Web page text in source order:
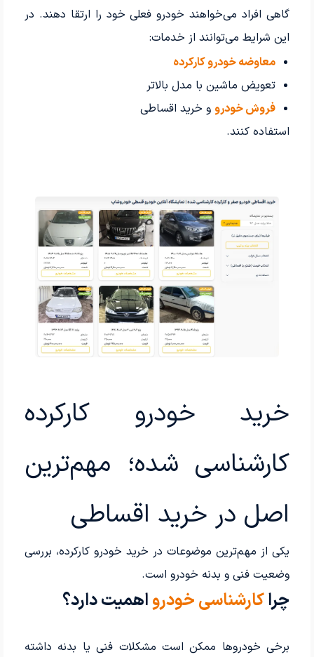
گاهی افراد می‌خواهند خودرو فعلی خود را ارتقا دهند. در
این شرایط می‌توانند از خدمات:
معاوضه خودرو کارکرده
تعویض ماشین با مدل بالاتر
فروش خودروو خرید اقساطی
استفاده کنند.
خرید خودرو کارکرده
کارشناسی شده؛ مهم‌ترین
اصل در خرید اقساطی
یکی از مهم‌ترین موضوعات در خرید خودرو کارکرده، بررسی
وضعیت فنی و بدنه خودرو است.
چراکارشناسی خودرواهمیت دارد؟
برخی خودروها ممکن است مشکلات فنی یا بدنه داشته